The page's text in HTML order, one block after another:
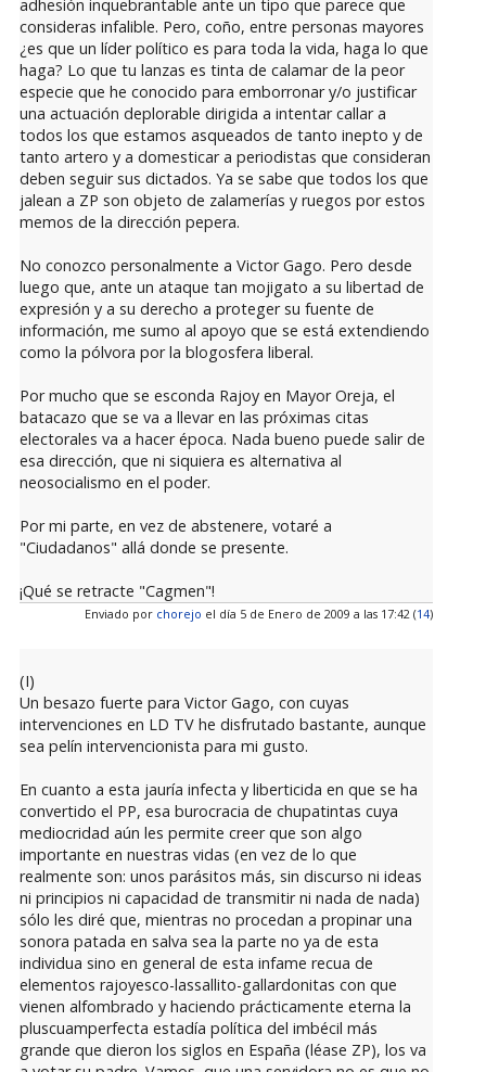
adhesión inquebrantable ante un tipo que parece que
consideras infalible. Pero, coño, entre personas mayores
¿es que un líder político es para toda la vida, haga lo que
haga? Lo que tu lanzas es tinta de calamar de la peor
especie que he conocido para emborronar y/o justificar
una actuación deplorable dirigida a intentar callar a
todos los que estamos asqueados de tanto inepto y de
tanto artero y a domesticar a periodistas que consideran
deben seguir sus dictados. Ya se sabe que todos los que
jalean a ZP son objeto de zalamerías y ruegos por estos
memos de la dirección pepera.
No conozco personalmente a Victor Gago. Pero desde
luego que, ante un ataque tan mojigato a su libertad de
expresión y a su derecho a proteger su fuente de
información, me sumo al apoyo que se está extendiendo
como la pólvora por la blogosfera liberal.
Por mucho que se esconda Rajoy en Mayor Oreja, el
batacazo que se va a llevar en las próximas citas
electorales va a hacer época. Nada bueno puede salir de
esa dirección, que ni siquiera es alternativa al
neosocialismo en el poder.
Por mi parte, en vez de abstenere, votaré a
"Ciudadanos" allá donde se presente.
¡Qué se retracte "Cagmen"!
Enviado por chorejo el día 5 de Enero de 2009 a las 17:42 (14)
(I)
Un besazo fuerte para Victor Gago, con cuyas
intervenciones en LD TV he disfrutado bastante, aunque
sea pelín intervencionista para mi gusto.
En cuanto a esta jauría infecta y liberticida en que se ha
convertido el PP, esa burocracia de chupatintas cuya
mediocridad aún les permite creer que son algo
importante en nuestras vidas (en vez de lo que
realmente son: unos parásitos más, sin discurso ni ideas
ni principios ni capacidad de transmitir ni nada de nada)
sólo les diré que, mientras no procedan a propinar una
sonora patada en salva sea la parte no ya de esta
individua sino en general de esta infame recua de
elementos rajoyesco-lassallito-gallardonitas con que
vienen alfombrado y haciendo prácticamente eterna la
pluscuamperfecta estadía política del imbécil más
grande que dieron los siglos en España (léase ZP), los va